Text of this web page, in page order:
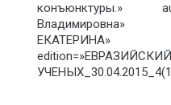
конъюнктуры.»
Владимировна»
ЕКАТЕРИНА»